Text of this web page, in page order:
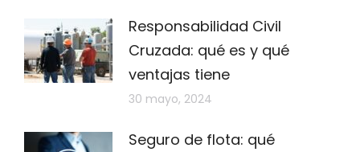
Responsabilidad Civil
Cruzada: qué es y qué
ventajas tiene
30 mayo, 2024
Seguro de flota: qué